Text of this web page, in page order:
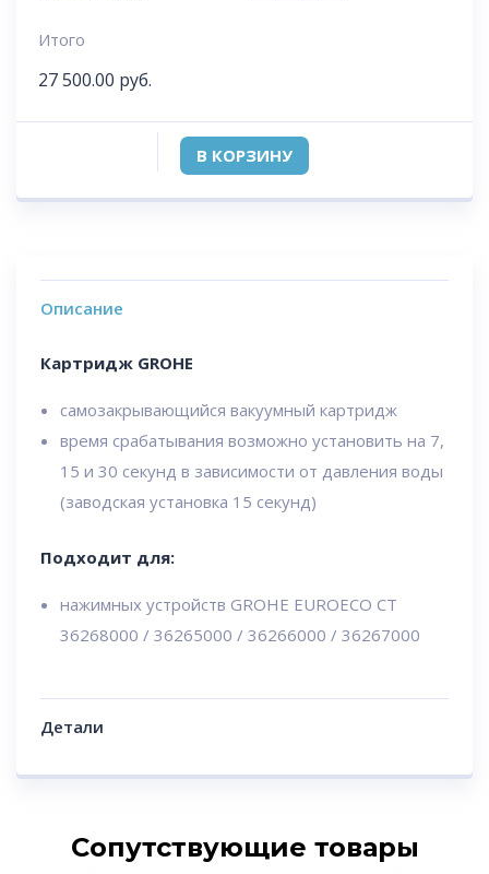
Итого
27 500.00 руб.
В КОРЗИНУ
Описание
Картридж GROHE
самозакрывающийся вакуумный картридж
время срабатывания возможно установить на 7,
15 и 30 секунд в зависимости от давления воды
(заводская установка 15 секунд)
Подходит для:
нажимных устройств GROHE EUROECO CT
36268000 / 36265000 / 36266000 / 36267000
Детали
Сопутствующие товары